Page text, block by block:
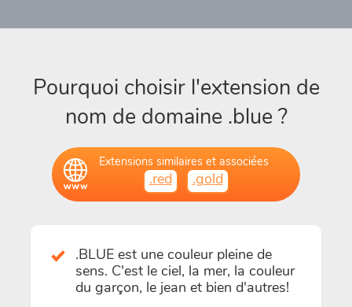
Pourquoi choisir l'extension de
nom de domaine .blue ?
Extensions similaires et associées
.red .gold
.BLUE est une couleur pleine de
sens. C'est le ciel, la mer, la couleur
du garçon, le jean et bien d'autres!